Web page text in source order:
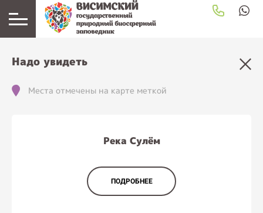
Надо увидеть
Места отмечены на карте меткой
Река Сулём
ПОДРОБНЕЕ